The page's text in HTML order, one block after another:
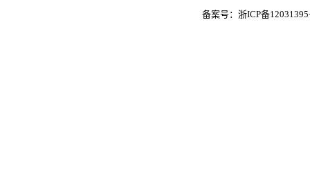
备案号：浙ICP备